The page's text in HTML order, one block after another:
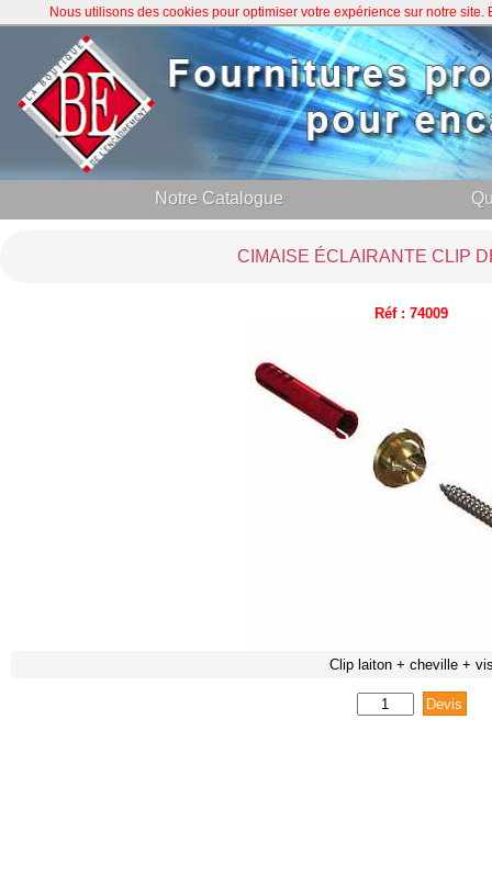
Notre Catalogue
CIMAISE ÉCLAIRANTE CLIP
Réf : 74009
Clip laiton + cheville +
Nous utilisons des cookies pour optimiser votre expérience sur notre